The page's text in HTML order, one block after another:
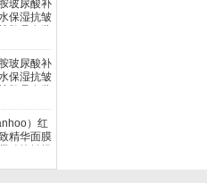
件套
玻尿酸补
保湿抗皱
肤品套装
华面膜
玻尿酸补
保湿抗皱
肤品套装
华面膜
）红
精华面膜
致抗皱提